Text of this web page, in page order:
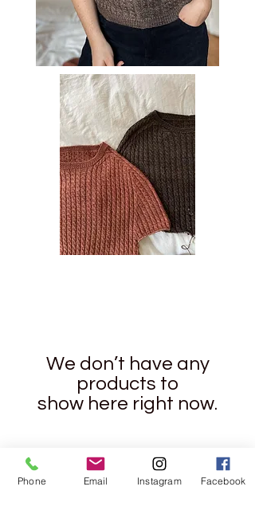
We don’t have any
products to
show here right now.
Phone Email Instagram Facebook